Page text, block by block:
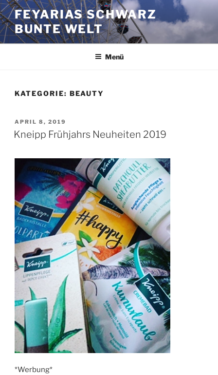
Zum
Inhalt
springen
FEYARIAS SCHWARZ
BUNTE WELT
Menü
KATEGORIE: BEAUTY
VERÖFFENTLICHT
AM
APRIL 8, 2019
Kneipp Frühjahrs Neuheiten 2019
*Werbung*